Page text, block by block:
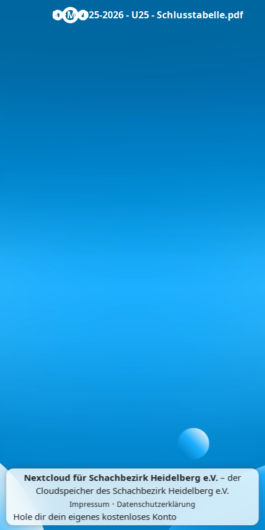
BJEM 2025-2026 - U25 - Schlusstabelle.pdf
Nextcloud für Schachbezirk Heidelberg e.V.– der
Cloudspeicher des Schachbezirk Heidelberg e.V.
Impressum · Datenschutzerklärung
Hole dir dein eigenes kostenloses Konto